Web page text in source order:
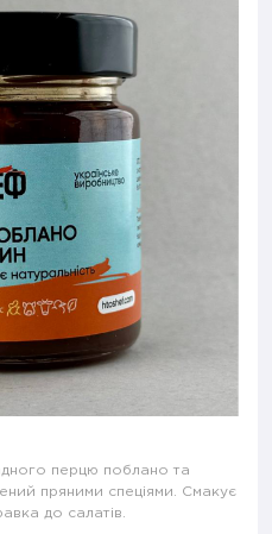
перцю поблано та
пряними спеціями. Смакує
до салатів.